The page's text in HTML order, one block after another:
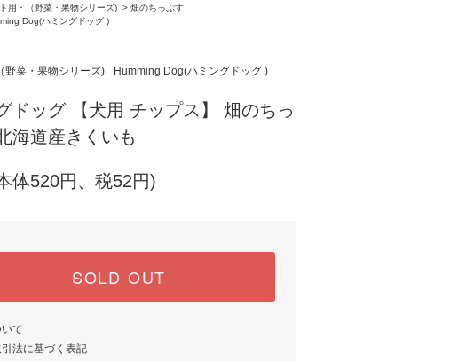
用・（野菜・果物シリーズ) > 畑のちっぷす
Dog(ハミングドッグ )
野菜・果物シリーズ) Humming Dog(ハミングドッグ )
ドッグ 【犬用 チップス】 畑のちっ
海道産きくいも
体520円、税52円)
SOLD OUT
て
法に基づく表記